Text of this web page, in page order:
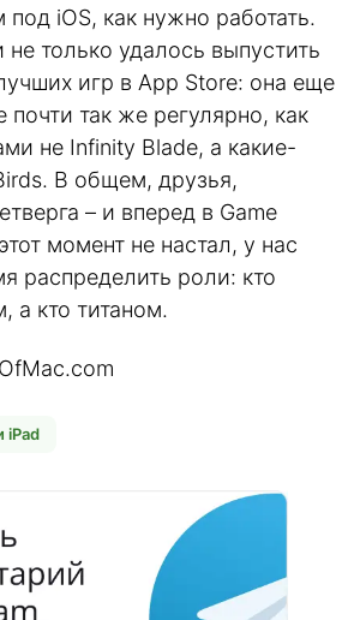
под iOS, как нужно работать.
только удалось выпустить
игр в App Store: она еще
почти так же регулярно, как
не Infinity Blade, а какие-
В общем, друзья,
– и вперед в Game
момент не настал, у нас
распределить роли: кто
а кто титаном.
iPad